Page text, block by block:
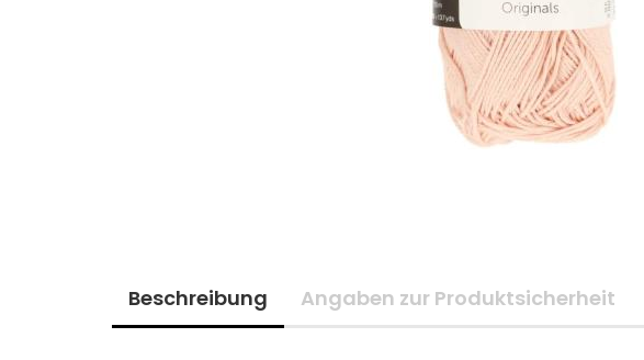
Beschreibung Angaben zur Produktsicherheit